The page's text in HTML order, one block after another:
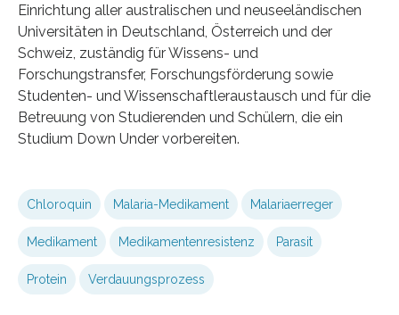
Einrichtung aller australischen und neuseeländischen
Universitäten in Deutschland, Österreich und der
Schweiz, zuständig für Wissens- und
Forschungstransfer, Forschungsförderung sowie
Studenten- und Wissenschaftleraustausch und für die
Betreuung von Studierenden und Schülern, die ein
Studium Down Under vorbereiten.
Chloroquin Malaria-Medikament Malariaerreger
Medikament Medikamentenresistenz Parasit
Protein Verdauungsprozess